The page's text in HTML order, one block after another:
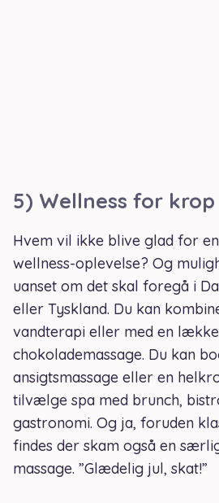
5) Wellness for
Hvem vil ikke blive glad for
wellness-oplevelse? Og
uanset om det skal foregå i
eller Tyskland. Du kan
vandterapi eller med en
chokolademassage. Du kan
ansigtsmassage eller en
tilvælge spa med brunch,
gastronomi. Og ja, foruden
findes der skam også en
massage. ”Glædelig jul, skat!”